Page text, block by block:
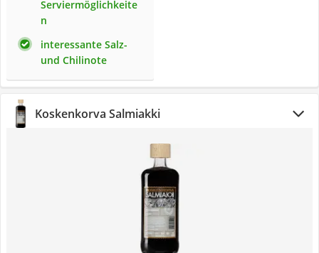
Serviermöglichkeite
n
interessante Salz-
und Chilinote
Koskenkorva Salmiakki